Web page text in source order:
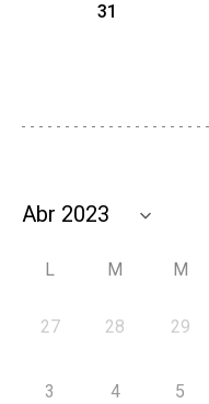
31
L M M
27 28 29
3 4 5